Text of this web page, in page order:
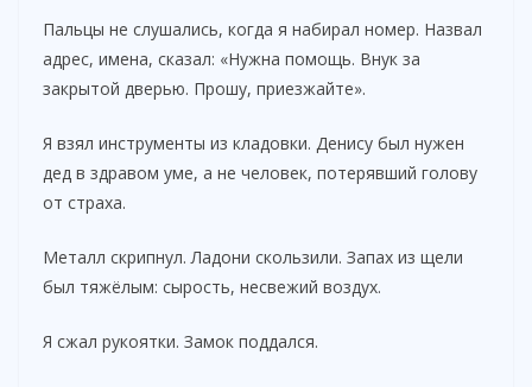
Пальцы не слушались, когда я набирал номер. Назвал
адрес, имена, сказал: «Нужна помощь. Внук за
закрытой дверью. Прошу, приезжайте».
Я взял инструменты из кладовки. Денису был нужен
дед в здравом уме, а не человек, потерявший голову
от страха.
Металл скрипнул. Ладони скользили. Запах из щели
был тяжёлым: сырость, несвежий воздух.
Я сжал рукоятки. Замок поддался.